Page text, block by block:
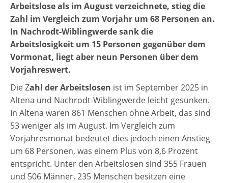
Arbeitslose als im August verzeichnete, stieg die
Zahl im Vergleich zum Vorjahr um 68 Personen an.
In Nachrodt-Wiblingwerde sank die
Arbeitslosigkeit um 15 Personen gegenüber dem
Vormonat, liegt aber neun Personen über dem
Vorjahreswert.
Die Zahl der Arbeitslosen ist im September 2025 in
Altena und Nachrodt-Wiblingwerde leicht gesunken.
In Altena waren 861 Menschen ohne Arbeit, das sind
53 weniger als im August. Im Vergleich zum
Vorjahresmonat bedeutet dies jedoch einen Anstieg
um 68 Personen, was einem Plus von 8,6 Prozent
entspricht. Unter den Arbeitslosen sind 355 Frauen
und 506 Männer, 235 Menschen besitzen eine